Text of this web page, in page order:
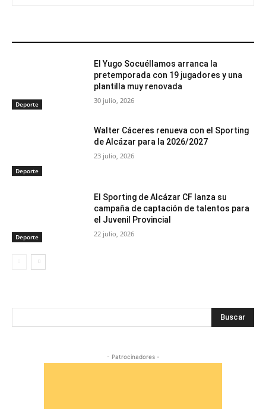
Deporte
El Yugo Socuéllamos arranca la
pretemporada con 19 jugadores y una
plantilla muy renovada
30 julio, 2026
Deporte
Walter Cáceres renueva con el Sporting
de Alcázar para la 2026/2027
23 julio, 2026
Deporte
El Sporting de Alcázar CF lanza su
campaña de captación de talentos para
el Juvenil Provincial
22 julio, 2026
Buscar
- Patrocinadores -